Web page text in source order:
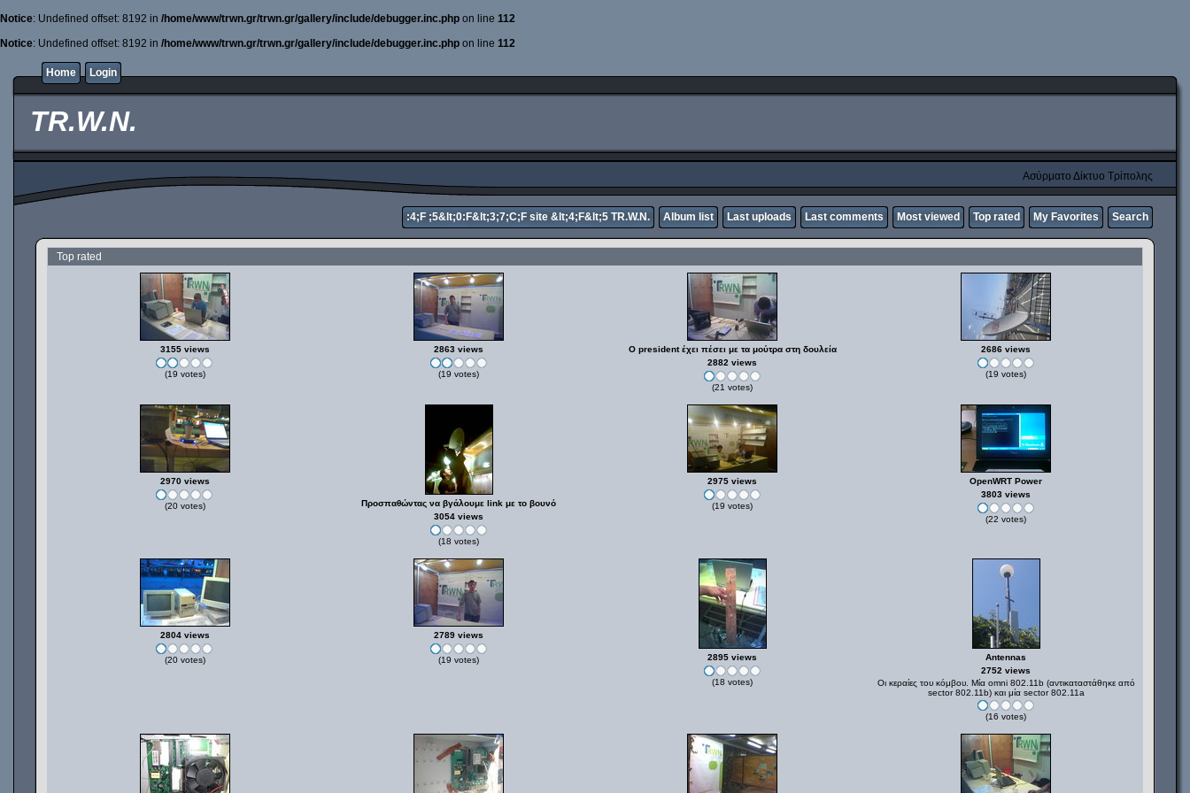
Notice: Undefined offset: 8192 in /home/www/trwn.gr/trwn.gr/gallery/include/debugger.inc.php on line 112
Notice: Undefined offset: 8192 in /home/www/trwn.gr/trwn.gr/gallery/include/debugger.inc.php on line 112
Home Login
TR.W.N.
Ασύρματο Δίκτυο Τρίπολης
:4;F ;5&lt;0:F&lt;3;7;C;F site &lt;4;F&lt;5 TR.W.N. Album list Last uploads Last comments Most viewed Top rated My Favorites Search
Top rated
3155 views
(19 votes)
2863 views
(19 votes)
Ο president έχει πέσει με τα μούτρα στη δουλεία
2882 views
(21 votes)
2686 views
(19 votes)
2970 views
(20 votes)
Προσπαθώντας να βγάλουμε link με το βουνό
3054 views
(18 votes)
2975 views
(19 votes)
OpenWRT Power
3803 views
(22 votes)
2804 views
(20 votes)
2789 views
(19 votes) 2895 views
(18 votes)
Antennas
2752 views
Οι κεραίες του κόμβου. Μία omni 802.11b (αντικαταστάθηκε από
sector 802.11b) και μία sector 802.11a
(16 votes)